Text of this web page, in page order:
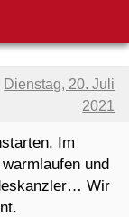
Dienstag, 20. Juli
2021
Im
und
Wir